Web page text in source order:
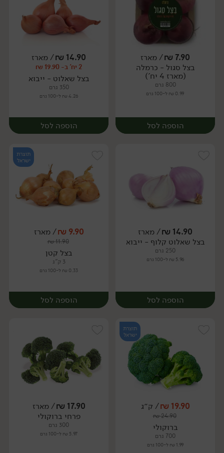
מארז יח׳ ק״ג
7.90
₪/ מארז
בצל סגול - כרמלה
(מארז 4 יח')
800 גרם
0.99 ₪ ל-100 גרם
הוספה לסל
מארז
14.90
₪/ מארז
2 יח' ב- 19.90 ₪
בצל שאלוט - ייבוא
350 גרם
4.26 ₪ ל-100 גרם
הוספה לסל
מארז
14.90
₪/ מארז
בצל שאלוט קלוף - ייבוא
250 גרם
5.96 ₪ ל-100 גרם
הוספה לסל
מארז
תוצרת
ישראל
9.90
₪/ מארז
11.90
₪
בצל קטן
3 ק"ג
0.33 ₪ ל-100 גרם
הוספה לסל
מארז
תוצרת
ישראל
19.90
₪/ ק״ג
24.90
₪
ברוקולי
700 גרם
1.99 ₪ ל-100 גרם
17.90
₪/ מארז
פרחי ברוקולי
300 גרם
5.97 ₪ ל-100 גרם